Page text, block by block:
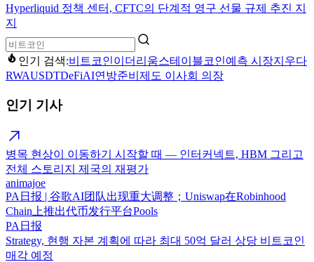
Hyperliquid 정책 센터, CFTC의 단계적 영구 선물 규제 추진 지
지
인기 검색:비트코인이더리움스테이블코인예측 시장지우다
RWAUSDTDeFiAI연방준비제도 이사회 의장
인기 기사
병목 현상이 이동하기 시작할 때 — 인터커넥트, HBM 그리고
전체 스토리지 제국의 재평가
animajoe
PA日报 | 谷歌AI团队出现重大调整；Uniswap在Robinhood
Chain上推出代币发行平台Pools
PA日报
Strategy, 현행 자본 계획에 따라 최대 50억 달러 상당 비트코인
매각 예정